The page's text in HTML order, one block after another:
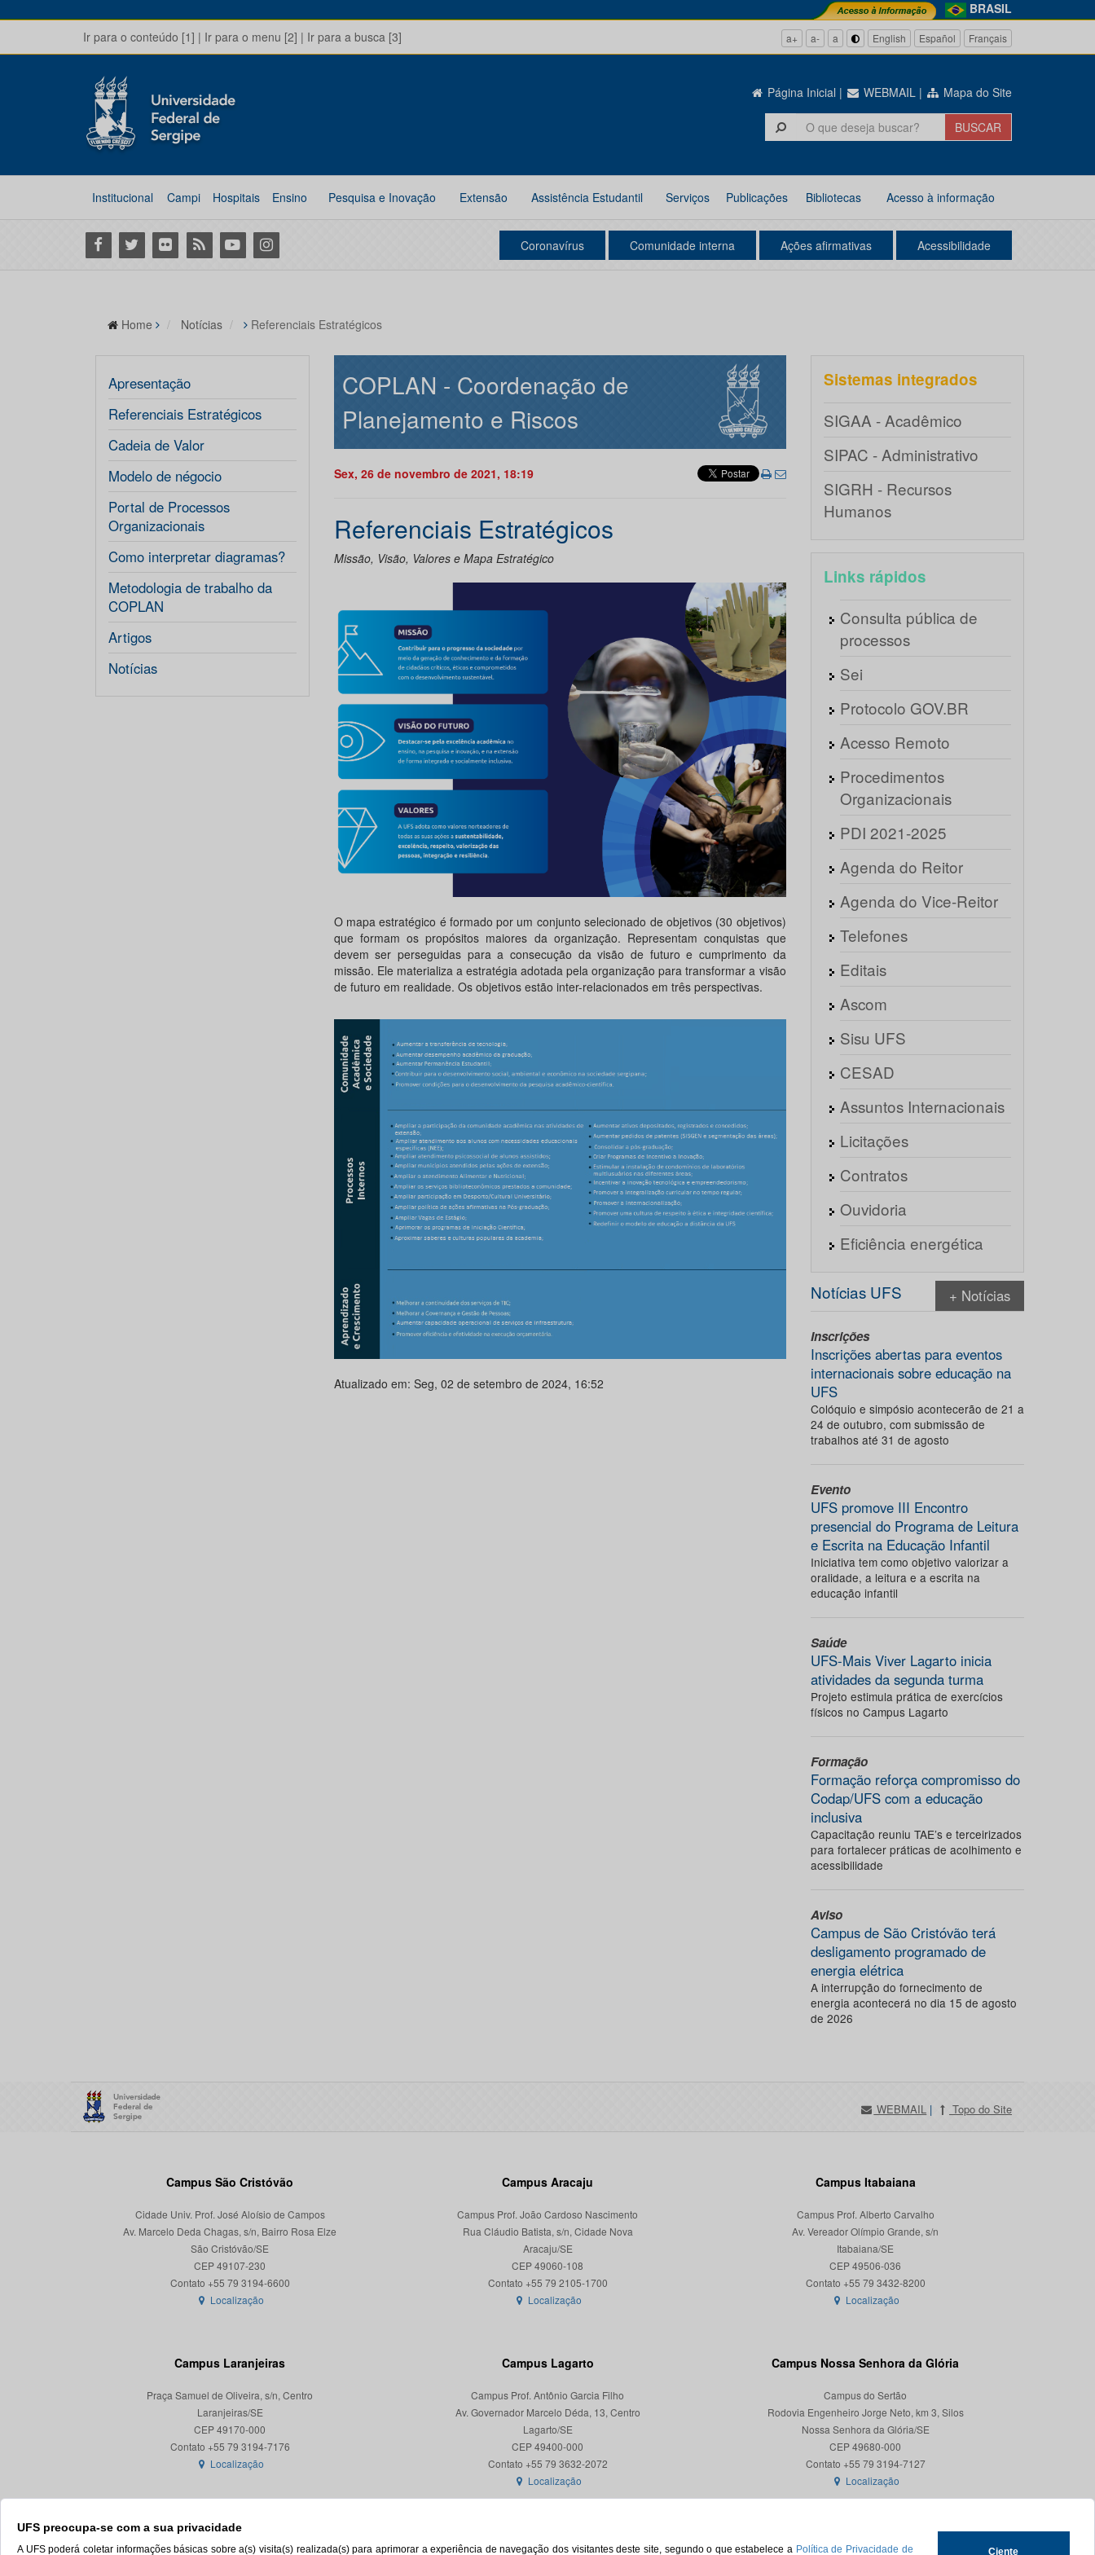
BRASIL
Ir para o conteúdo [1] | Ir para o menu [2] | Ir para a busca [3] a+ a- a English Español Français
Página Inicial | WEBMAIL | Mapa do Site
Institucional Campi Hospitais Ensino Pesquisa e Inovação Extensão Assistência Estudantil Serviços Publicações Bibliotecas Acesso à informação
Facebook
Twitter Flickr RSS YoutubeInstagram Coronavírus Comunidade interna Ações afirmativas Acessibilidade
UFS preocupa-se com a sua privacidade
A UFS poderá coletar informações básicas sobre a(s) visita(s) realizada(s) para aprimorar a experiência de navegação dos visitantes deste site, segundo o que estabelece a Política de Privacidade de Ciente
Home Notícias Referenciais Estratégicos
Apresentação
Referenciais Estratégicos
Cadeia de Valor
Modelo de négocio
Portal de Processos
Organizacionais
Como interpretar diagramas?
Metodologia de trabalho da
COPLAN
Artigos
Notícias
COPLAN - Coordenação de
Planejamento e Riscos
Sex, 26 de novembro de 2021, 18:19
Referenciais Estratégicos
Missão, Visão, Valores e Mapa Estratégico
O mapa estratégico é formado por um conjunto selecionado de objetivos (30 objetivos)
que formam os propósitos maiores da organização. Representam conquistas que
devem ser perseguidas para a consecução da visão de futuro e cumprimento da
missão. Ele materializa a estratégia adotada pela organização para transformar a visão
de futuro em realidade. Os objetivos estão inter-relacionados em três perspectivas.
Atualizado em: Seg, 02 de setembro de 2024, 16:52
Sistemas integrados
SIGAA - Acadêmico
SIPAC - Administrativo
SIGRH - Recursos
Humanos
Links rápidos
Consulta pública de
processos
Sei
Protocolo GOV.BR
Acesso Remoto
Procedimentos
Organizacionais
PDI 2021-2025
Agenda do Reitor
Agenda do Vice-Reitor
Telefones
Editais
Ascom
Sisu UFS
CESAD
Assuntos Internacionais
Licitações
Contratos
Ouvidoria
Eficiência energética
Notícias UFS + Notícias
Inscrições
Inscrições abertas para eventos
internacionais sobre educação na
UFS
Colóquio e simpósio acontecerão de 21 a
24 de outubro, com submissão de
trabalhos até 31 de agosto
Evento
UFS promove III Encontro
presencial do Programa de Leitura
e Escrita na Educação Infantil
Iniciativa tem como objetivo valorizar a
oralidade, a leitura e a escrita na
educação infantil
Saúde
UFS-Mais Viver Lagarto inicia
atividades da segunda turma
Projeto estimula prática de exercícios
físicos no Campus Lagarto
Formação
Formação reforça compromisso do
Codap/UFS com a educação
inclusiva
Capacitação reuniu TAE’s e terceirizados
para fortalecer práticas de acolhimento e
acessibilidade
Aviso
Campus de São Cristóvão terá
desligamento programado de
energia elétrica
A interrupção do fornecimento de
energia acontecerá no dia 15 de agosto
de 2026
WEBMAIL | Topo do Site
Campus São Cristóvão
Cidade Univ. Prof. José Aloísio de Campos
Av. Marcelo Deda Chagas, s/n, Bairro Rosa Elze
São Cristóvão/SE
CEP 49107-230
Localização
Campus Aracaju
Campus Prof. João Cardoso Nascimento
Rua Cláudio Batista, s/n, Cidade Nova
Aracaju/SE
CEP 49060-108
Localização
Campus Itabaiana
Campus Prof. Alberto Carvalho
Av. Vereador Olímpio Grande, s/n
Itabaiana/SE
CEP 49506-036
Localização
Campus Laranjeiras
Praça Samuel de Oliveira, s/n, Centro
Laranjeiras/SE
CEP 49170-000
Localização
Campus Lagarto
Campus Prof. Antônio Garcia Filho
Av. Governador Marcelo Déda, 13, Centro
Lagarto/SE
CEP 49400-000
Localização
Campus Nossa Senhora da Glória
Campus do Sertão
Rodovia Engenheiro Jorge Neto, km 3, Silos
Nossa Senhora da Glória/SE
CEP 49680-000
Contato +55 79 3194-7127
Localização